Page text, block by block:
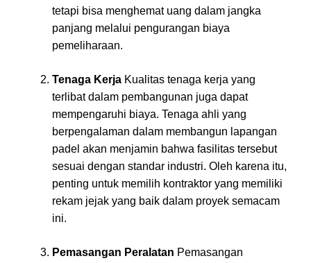
tetapi bisa menghemat uang dalam jangka
panjang melalui pengurangan biaya
pemeliharaan.
Tenaga Kerja Kualitas tenaga kerja yang
terlibat dalam pembangunan juga dapat
mempengaruhi biaya. Tenaga ahli yang
berpengalaman dalam membangun lapangan
padel akan menjamin bahwa fasilitas tersebut
sesuai dengan standar industri. Oleh karena itu,
penting untuk memilih kontraktor yang memiliki
rekam jejak yang baik dalam proyek semacam
ini.
Pemasangan Peralatan Pemasangan